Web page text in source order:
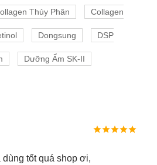
Thủy Phân Collagen
Dongsung DSP
Dưỡng Ẩm SK-II
dùng tốt quá shop ơi,